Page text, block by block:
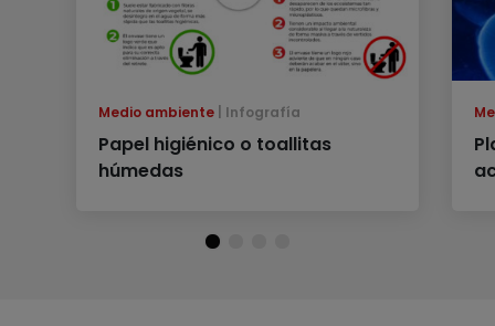
Medio ambiente Infografía
Papel higiénico o toallitas
húmedas